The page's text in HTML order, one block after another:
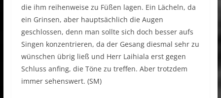
die ihm reihenweise zu Füßen lagen. Ein Lächeln, da
ein Grinsen, aber hauptsächlich die Augen
geschlossen, denn man sollte sich doch besser aufs
Singen konzentrieren, da der Gesang diesmal sehr zu
wünschen übrig ließ und Herr Laihiala erst gegen
Schluss anfing, die Töne zu treffen. Aber trotzdem
immer sehenswert. (SM)